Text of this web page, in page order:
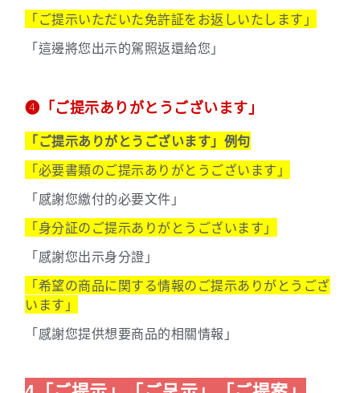
「ご提示いただいた免許証をお返しいたします」
「這邊將您出示的駕照返還給您」
➍「ご提示ありがとうございます」
「ご提示ありがとうございます」例句
「必要書類のご提示ありがとうございます」
「感謝您繳付的必要文件」
「身分証のご提示ありがとうございます」
「感謝您出示身分證」
「希望の商品に関する情報のご提示ありがとうござ
います」
「感謝您提供想要商品的相關情報」